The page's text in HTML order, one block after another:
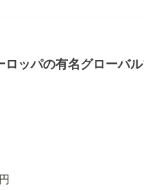
ロッパの有名グローバ